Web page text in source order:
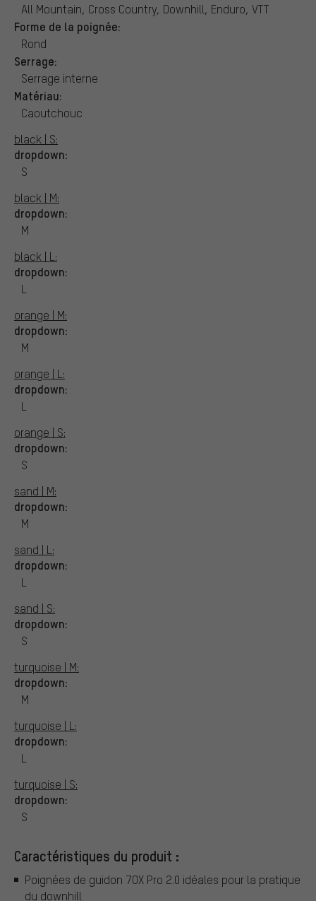
All Mountain, Cross Country, Downhill, Enduro, VTT
Forme de la poignée:
Rond
Serrage:
Serrage interne
Matériau:
Caoutchouc
black | S:
dropdown:
S
black | M:
dropdown:
M
black | L:
dropdown:
L
orange | M:
dropdown:
M
orange | L:
dropdown:
L
orange | S:
dropdown:
S
sand | M:
dropdown:
M
sand | L:
dropdown:
L
sand | S:
dropdown:
S
turquoise | M:
dropdown:
M
turquoise | L:
dropdown:
L
turquoise | S:
dropdown:
S
Caractéristiques du produit :
Poignées de guidon 7OX Pro 2.0 idéales pour la pratique
du downhill